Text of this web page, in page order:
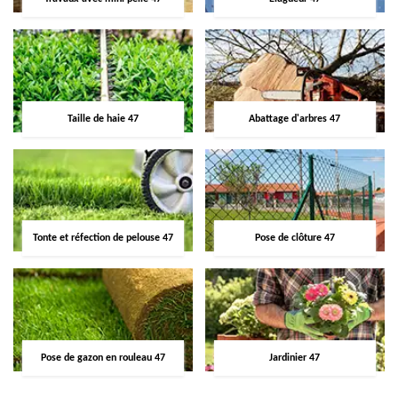
Taille de haie 47 Abattage d'arbres 47
Tonte et réfection de pelouse 47 Pose de clôture 47
Pose de gazon en rouleau 47 Jardinier 47